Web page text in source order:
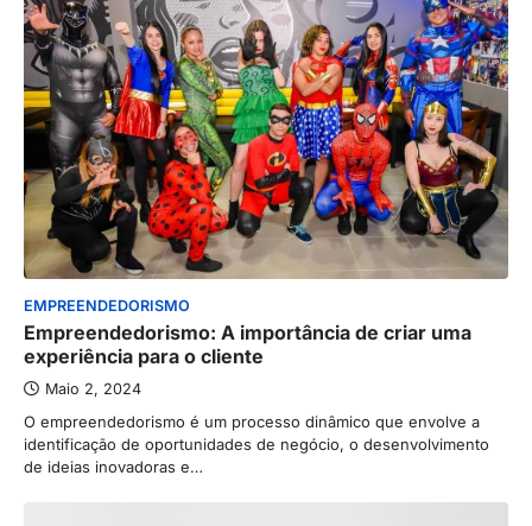
EMPREENDEDORISMO
Empreendedorismo: A importância de criar uma
experiência para o cliente
Maio 2, 2024
O empreendedorismo é um processo dinâmico que envolve a
identificação de oportunidades de negócio, o desenvolvimento
de ideias inovadoras e…